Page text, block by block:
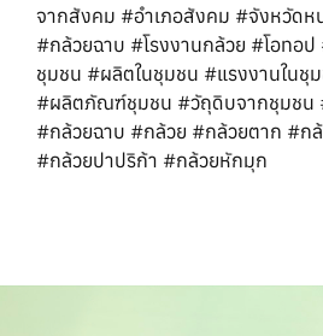
จากสังคม #อำเภอสังคม #จังหวัด
#กล้วยฉาบ #โรงงานกล้วย #โอทอ
ชุมชน #ผลิตในชุมชน #แรงงานในชุ
#ผลิตภัณฑ์ชุมชน #วัถุดิบจากชุมชน
#กล้วยฉาบ #กล้วย #กล้วยตาก #ก
#กล้วยปาปริก้า #กล้วยหักมุก